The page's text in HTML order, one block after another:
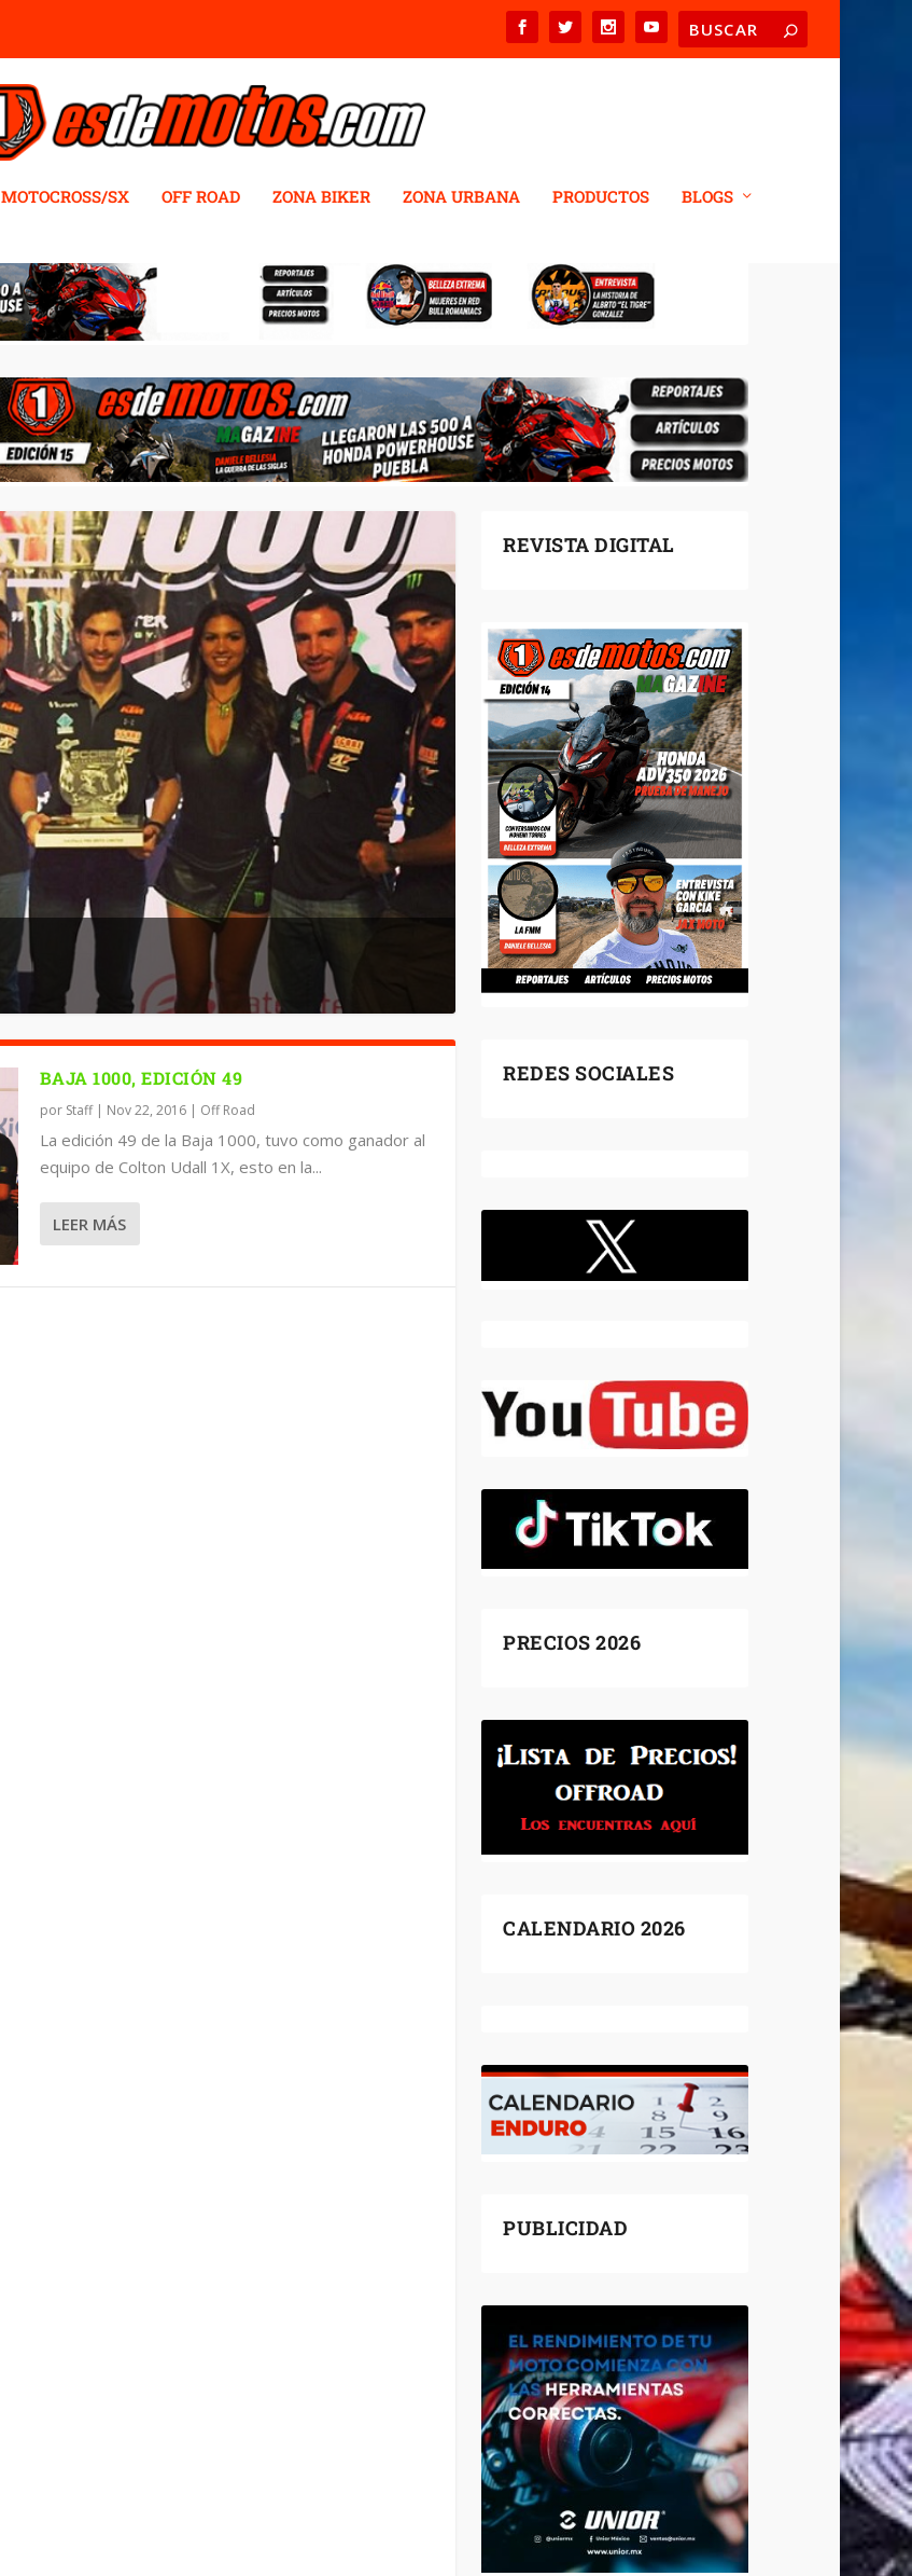
MOTOCROSS/SX OFF ROAD ZONA BIKER ZONA URBANA PRODUCTOS BLOGS
BAJA 1000, EDICIÓN 49
por Staff| Nov 22, 2016| Off Road
La edición 49 de la Baja 1000, tuvo como ganador al
equipo de Colton Udall 1X, esto en la...
LEER MÁS
REVISTA DIGITAL
REDES SOCIALES
PRECIOS 2026
CALENDARIO 2026
PUBLICIDAD